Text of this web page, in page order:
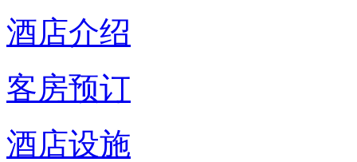
酒店介绍
客房预订
酒店设施